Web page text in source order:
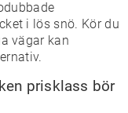
i lös snö. Kör du
vägar kan
prisklass bör